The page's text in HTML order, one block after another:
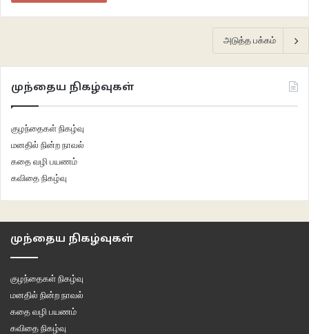
அடுத்த பக்கம்
முந்தைய நிகழ்வுகள்
குழந்தைகள் நிகழ்வு
மனதில் நின்ற நாவல்
கதை வழி பயணம்
கவிதை நிகழ்வு
முந்தைய நிகழ்வுகள்
குழந்தைகள் நிகழ்வு
மனதில் நின்ற நாவல்
கதை வழி பயணம்
கவிதை நிகழ்வு